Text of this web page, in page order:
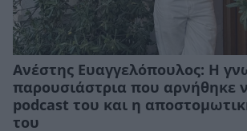
Ανέστης Ευαγγελόπουλος: Η
παρουσιάστρια που αρνήθηκε
podcast του και η
του